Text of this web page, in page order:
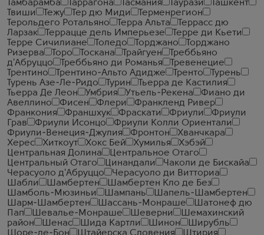
Тамбарамба
Таррагона Тасмания Таурази
Ташкент
Твиши
Тежу Тер дю Миди
Терменрегион
Терольдего Ротальяно
Терра Альта
Террасс дю
Ларзак
Террацце дель Имперьезе
Терре ди Кьети
Терре Сичилиане
Толедо Торджано
Торджано
Ризерва
Торо Тоскана Трайгуен
Треббьяно
д'Абруццо
Треббьяно ди Романья
Тревенецие
Трентино
Трентино-Альто Адидже Тренто
Турень
Турень Азе-Ле-Ридо
Турин
Тьерра де Кастилия
Тьерра Де Леон
Умбрия Утьель-Рекена
Фиано ди
Авеллино
Фисен Флери
Франкленд Ривер
Франкония
Франшхук Фраскати Фриули
Фриули
Грав
Фриули Исонцо
Фриули Колли Ориентали
Фриули-Венеция-Джулия
Фронтон
Хванчкара
Херес
Хиткоут Хокс Бей Хумилья
Хэбэй
Центральная Долина
Центральное Отаго
Центральный Отаго
Цинандали
Чаколи де Бискайа
Черасуоло д'Абруццо
Черасуоло ди Витториа
Шабли
Шамбертен
Шамбертен Кло де Без
Шамболь-Мюзиньи
Шампань
Шапель-Шамбертен
Шарм-Шамбертен
Шассань-Монраше
Шатонеф дю
Пап
Шевалье-Монраше Шеверни
Шемахинский
район
Шенас Шида Картли Шинон
Ширубль